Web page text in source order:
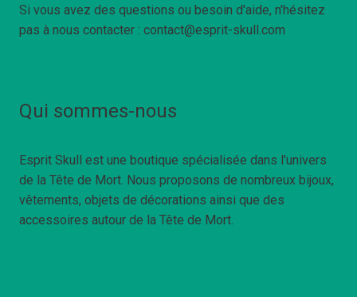
Si vous avez des questions ou besoin d'aide, n'hésitez
pas à nous contacter : contact@esprit-skull.com
Qui sommes-nous
Esprit Skull est une boutique spécialisée dans l'univers
de la Tête de Mort. Nous proposons de nombreux bijoux,
vêtements, objets de décorations ainsi que des
accessoires autour de la Tête de Mort.